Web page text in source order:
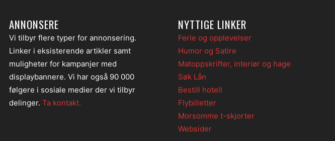
ANNONSERE
Vi tilbyr flere typer for annonsering.
Linker i eksisterende artikler samt
muligheter for kampanjer med
displaybannere. Vi har også 90 000
følgere i sosiale medier der vi tilbyr
delinger. Ta kontakt.
NYTTIGE LINKER
Ferie og opplevelser
Humor og Satire
Matoppskrifter, interiør og hage
Søk Lån
Bestill hotell
Flybilletter
Morsomme t-skjorter
Websider